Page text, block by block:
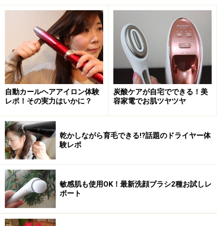
3COINS「卓上フェイススチーマー／and us」
価格：2750円（税込）
40代におすすめの人気美容家電2：電気ブラ
シ
顔、頭皮、ボディに使用できる3COINSの「電気ブラシ」
顔、頭皮、ボディに使用できるマルチブラシ。振動、
LED、EMS（外部から電気刺激を与えて筋肉を刺激する
機能）の3種の機能で、硬くなりがちな頭筋や表情筋、
むくみやすいふくらはぎなどにアプローチできます。
EMSを搭載した美容家電を3000円台で試せるのは非常に
自動カールヘアアイロン体験
レポ！その実力はいかに？
炭酸ケアが自宅でできる！美
容家電でお肌ツヤツヤ
乾かしながら育毛できる!?話題のドライヤー体
験レポ
敏感肌も使用OK！最新洗顔ブラシ2種お試しレ
ポート